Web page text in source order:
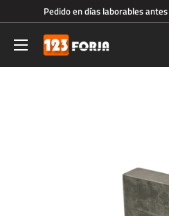
directamente
contenido
Pedido en días laborables
123forja.es